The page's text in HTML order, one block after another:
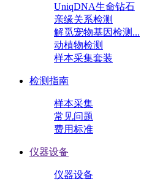
UniqDNA生命钻石
亲缘关系检测
解觅宠物基因检测...
动植物检测
样本采集套装
检测指南
样本采集
常见问题
费用标准
仪器设备
仪器设备